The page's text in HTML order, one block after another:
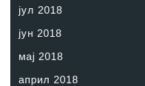
јул 2018
јун 2018
мај 2018
април 2018